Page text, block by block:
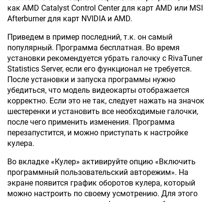
как AMD Catalyst Control Center для карт AMD или MSI
Afterburner для карт NVIDIA и AMD.
Приведем в пример последний, т.к. он самый
популярный. Программа бесплатная. Во время
установки рекомендуется убрать галочку с RivaTuner
Statistics Server, если его функционал не требуется.
После установки и запуска программы нужно
убедиться, что модель видеокарты отображается
корректно. Если это не так, следует нажать на значок
шестеренки и установить все необходимые галочки,
после чего применить изменения. Программа
перезапустится, и можно приступать к настройке
кулера.
Во вкладке «Кулер» активируйте опцию «Включить
программный пользовательский авторежим». На
экране появится график оборотов кулера, который
можно настроить по своему усмотрению. Для этого